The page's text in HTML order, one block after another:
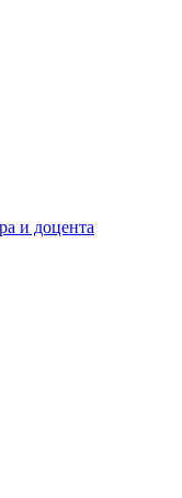
и доцента